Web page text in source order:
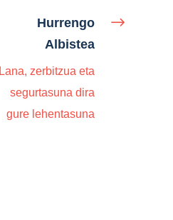
Hurrengo
Albistea
Lana, zerbitzua eta
segurtasuna dira
gure lehentasuna